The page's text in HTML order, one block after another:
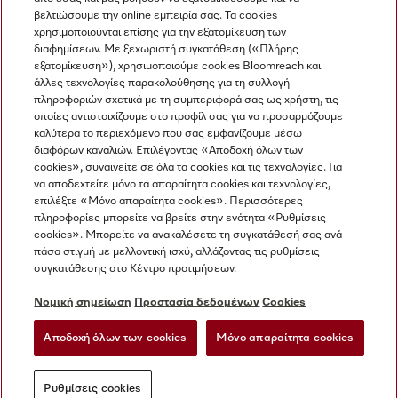
Η εταιρεία μας
Όροι και Προϋποθέσεις
Προστασία δεδομένων
Όροι Χρήσης
Δήλωση Προσβασιμότητας
Νόμος για τις ψηφιακές υπηρεσίες
Ρυθμίσεις cookies
Miele στο Instagram
Miele στο Facebook
Miele στο Youtube
βελτιώσουμε την online εμπειρία σας. Τα cookies
χρησιμοποιούνται επίσης για την εξατομίκευση των
διαφημίσεων. Με ξεχωριστή συγκατάθεση («Πλήρης
εξατομίκευση»), χρησιμοποιούμε cookies Bloomreach και
άλλες τεχνολογίες παρακολούθησης για τη συλλογή
πληροφοριών σχετικά με τη συμπεριφορά σας ως χρήστη, τις
οποίες αντιστοιχίζουμε στο προφίλ σας για να προσαρμόζουμε
καλύτερα το περιεχόμενο που σας εμφανίζουμε μέσω
διαφόρων καναλιών. Επιλέγοντας «Αποδοχή όλων των
cookies», συναινείτε σε όλα τα cookies και τις τεχνολογίες. Για
να αποδεχτείτε μόνο τα απαραίτητα cookies και τεχνολογίες,
επιλέξτε «Μόνο απαραίτητα cookies». Περισσότερες
πληροφορίες μπορείτε να βρείτε στην ενότητα «Ρυθμίσεις
cookies». Μπορείτε να ανακαλέσετε τη συγκατάθεσή σας ανά
πάσα στιγμή με μελλοντική ισχύ, αλλάζοντας τις ρυθμίσεις
συγκατάθεσης στο Κέντρο προτιμήσεων.
Νομική σημείωση Προστασία δεδομένων Cookies
Αποδοχή όλων των cookies Μόνο απαραίτητα cookies
Ρυθμίσεις cookies